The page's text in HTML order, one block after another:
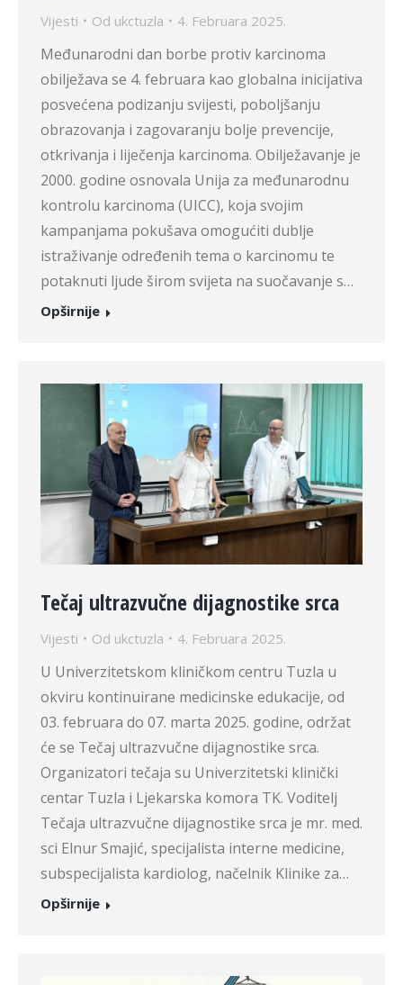
Vijesti Od ukctuzla 4. Februara 2025.
Međunarodni dan borbe protiv karcinoma
obilježava se 4. februara kao globalna inicijativa
posvećena podizanju svijesti, poboljšanju
obrazovanja i zagovaranju bolje prevencije,
otkrivanja i liječenja karcinoma. Obilježavanje je
2000. godine osnovala Unija za međunarodnu
kontrolu karcinoma (UICC), koja svojim
kampanjama pokušava omogućiti dublje
istraživanje određenih tema o karcinomu te
potaknuti ljude širom svijeta na suočavanje s…
Opširnije
Tečaj ultrazvučne dijagnostike srca
Vijesti Od ukctuzla 4. Februara 2025.
U Univerzitetskom kliničkom centru Tuzla u
okviru kontinuirane medicinske edukacije, od
03. februara do 07. marta 2025. godine, održat
će se Tečaj ultrazvučne dijagnostike srca.
Organizatori tečaja su Univerzitetski klinički
centar Tuzla i Ljekarska komora TK. Voditelj
Tečaja ultrazvučne dijagnostike srca je mr. med.
sci Elnur Smajić, specijalista interne medicine,
subspecijalista kardiolog, načelnik Klinike za…
Opširnije